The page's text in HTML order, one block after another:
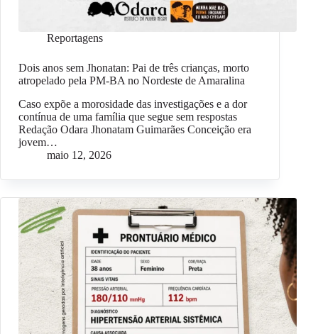
Reportagens
Dois anos sem Jhonatan: Pai de três crianças, morto
atropelado pela PM-BA no Nordeste de Amaralina
Caso expõe a morosidade das investigações e a dor
contínua de uma família que segue sem respostas
Redação Odara Jhonatam Guimarães Conceição era
jovem…
maio 12, 2026